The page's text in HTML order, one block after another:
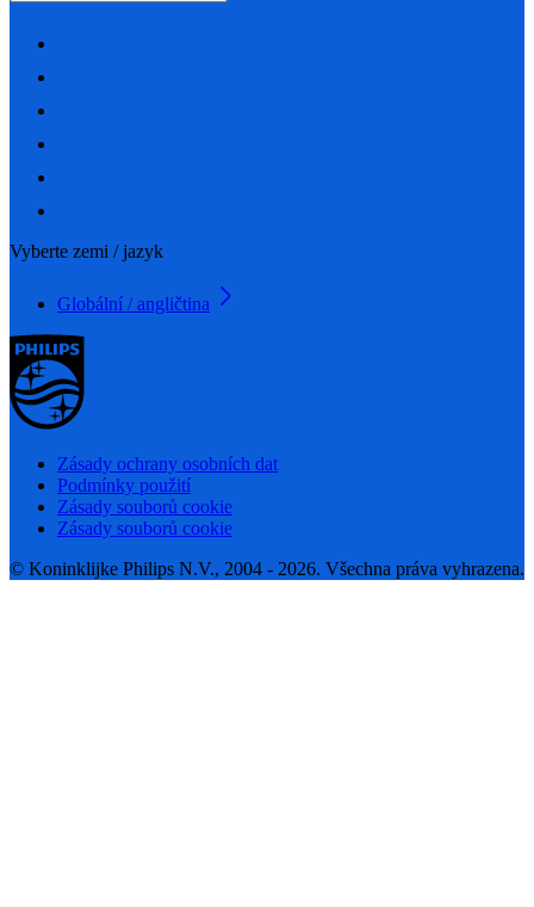
Vyberte zemi / jazyk
Globální / angličtina
Zásady ochrany osobních dat
Podmínky použití
Zásady souborů cookie
Zásady souborů cookie
© Koninklijke Philips N.V., 2004 - 2026. Všechna práva vyhrazena.